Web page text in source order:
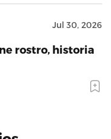
Jul 30, 2026
rostro, historia